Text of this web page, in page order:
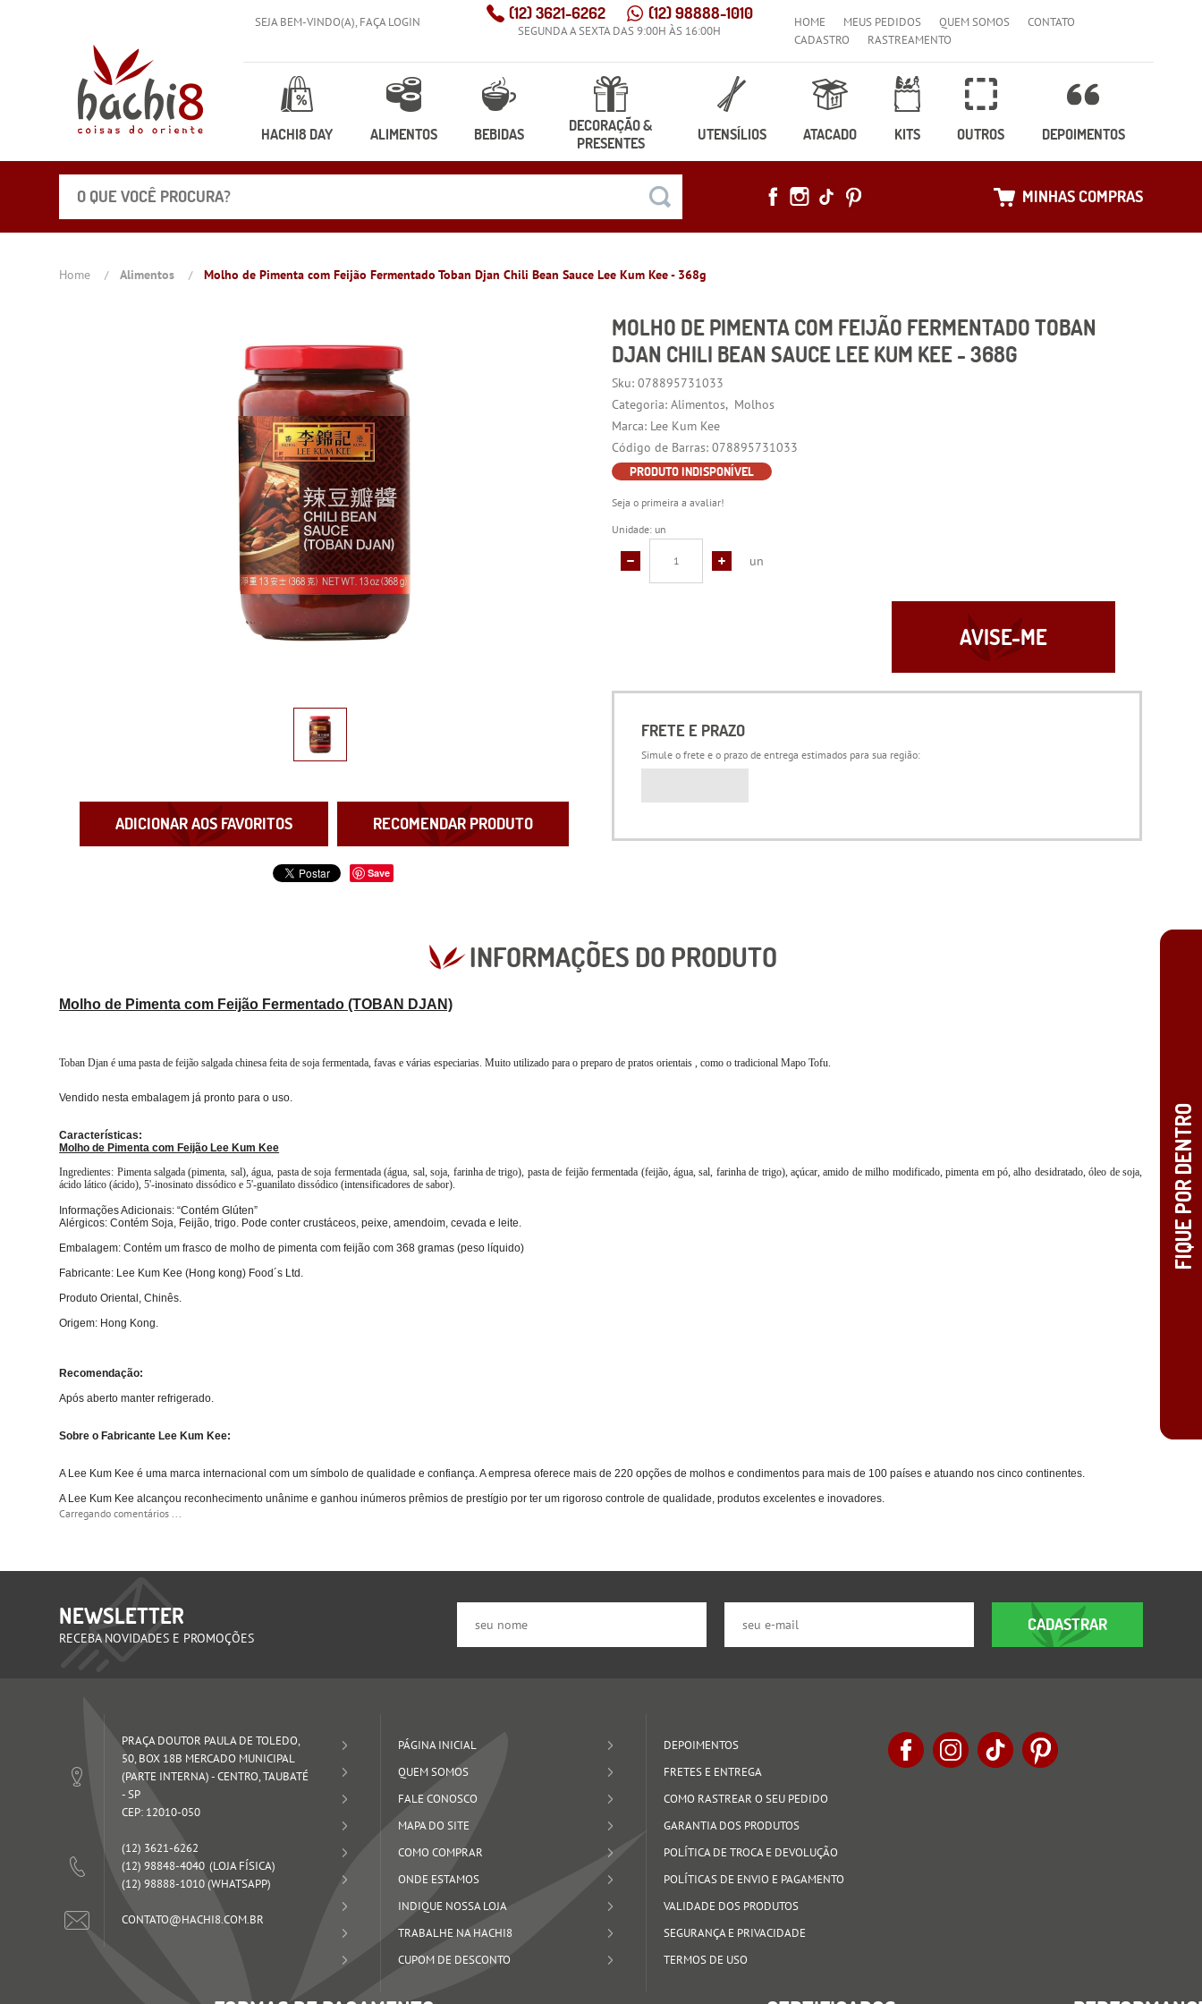
SEJA BEM-VINDO(A), FAÇA LOGIN (12)3621-6262 (12)98888-1010
SEGUNDA A SEXTA DAS 9:00H ÀS 16:00H
HOME MEUS PEDIDOS QUEM SOMOS
CONTATO
CADASTRO
RASTREAMENTO
HACHI8 DAY ALIMENTOS BEBIDAS
DECORAÇÃO &
PRESENTES
UTENSÍLIOS ATACADO KITS OUTROS DEPOIMENTOS
MINHAS COMPRAS
Home Alimentos Molho de Pimenta com Feijão Fermentado Toban Djan Chili Bean Sauce Lee Kum Kee - 368g
ADICIONAR AOS FAVORITOS RECOMENDAR PRODUTO
Save
MOLHO DE PIMENTA COM FEIJÃO FERMENTADO TOBAN
DJAN CHILI BEAN SAUCE LEE KUM KEE - 368G
Sku:078895731033
Categoria: Alimentos
Molhos
Marca: Lee Kum Kee
Código de Barras:078895731033
PRODUTO INDISPONÍVEL
Seja o primeira a avaliar!
Unidade: un
un
AVISE-ME
FRETE E PRAZO
Simule o frete e o prazo de entrega estimados para sua região:
INFORMAÇÕES DO PRODUTO
Molho de Pimenta com Feijão Fermentado (TOBAN DJAN)
Toban Djan é uma pasta de feijão salgada chinesa feita de soja fermentada, favas e várias especiarias. Muito utilizado para o preparo de pratos orientais , como o tradicional Mapo Tofu.
Vendido nesta embalagem já pronto para o uso.
Características:
Molho de Pimenta com Feijão Lee Kum Kee
Ingredientes: Pimenta salgada (pimenta, sal), água, pasta de soja fermentada (água, sal, soja, farinha de trigo), pasta de feijão fermentada (feijão, água, sal, farinha de trigo), açúcar, amido de milho modificado, pimenta em pó, alho desidratado, óleo de soja,
ácido lático (ácido), 5'-inosinato dissódico e 5'-guanilato dissódico (intensificadores de sabor).
Informações Adicionais: “Contém Glúten”
Alérgicos: Contém Soja, Feijão, trigo. Pode conter crustáceos, peixe, amendoim, cevada e leite.
Embalagem: Contém um frasco de molho de pimenta com feijão com 368 gramas (peso líquido)
Fabricante: Lee Kum Kee (Hong kong) Food´s Ltd.
Produto Oriental, Chinês.
Origem: Hong Kong.
Recomendação:
Após aberto manter refrigerado.
Sobre o Fabricante Lee Kum Kee:
A Lee Kum Kee é uma marca internacional com um símbolo de qualidade e confiança. A empresa oferece mais de 220 opções de molhos e condimentos para mais de 100 países e atuando nos cinco continentes.
A Lee Kum Kee alcançou reconhecimento unânime e ganhou inúmeros prêmios de prestígio por ter um rigoroso controle de qualidade, produtos excelentes e inovadores.
Carregando comentários ...
NEWSLETTER
RECEBA NOVIDADES E PROMOÇÕES
CADASTRAR
PRAÇA DOUTOR PAULA DE TOLEDO,
50, BOX 18B MERCADO MUNICIPAL
(PARTE INTERNA)-CENTRO, TAUBATÉ
-SP
CEP: 12010-050
(12) 3621-6262
(12) 98848-4040
(12) 98888-1010(WHATSAPP)
CONTATO@HACHI8.COM.BR
PÁGINA INICIAL
QUEM SOMOS
FALE CONOSCO
MAPA DO SITE
COMO COMPRAR
ONDE ESTAMOS
INDIQUE NOSSA LOJA
TRABALHE NA HACHI8
CUPOM DE DESCONTO
DEPOIMENTOS
FRETES E ENTREGA
COMO RASTREAR O SEU PEDIDO
GARANTIA DOS PRODUTOS
POLÍTICA DE TROCA E DEVOLUÇÃO
POLÍTICAS DE ENVIO E PAGAMENTO
VALIDADE DOS PRODUTOS
SEGURANÇA E PRIVACIDADE
TERMOS DE USO